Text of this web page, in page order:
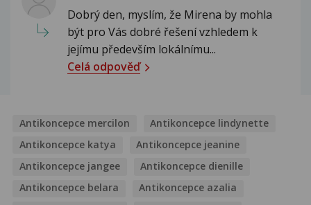
Dobrý den, myslím, že Mirena by mohla
být pro Vás dobré řešení vzhledem k
jejímu především lokálnímu...
Celá odpověď
Antikoncepce mercilon
Antikoncepce lindynette
Antikoncepce katya
Antikoncepce jeanine
Antikoncepce jangee
Antikoncepce dienille
Antikoncepce belara
Antikoncepce azalia